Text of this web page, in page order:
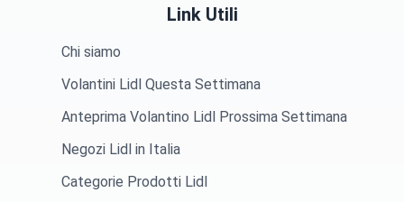
Link Utili
Chi siamo
Volantini Lidl Questa Settimana
Anteprima Volantino Lidl Prossima Settimana
Negozi Lidl in Italia
Categorie Prodotti Lidl